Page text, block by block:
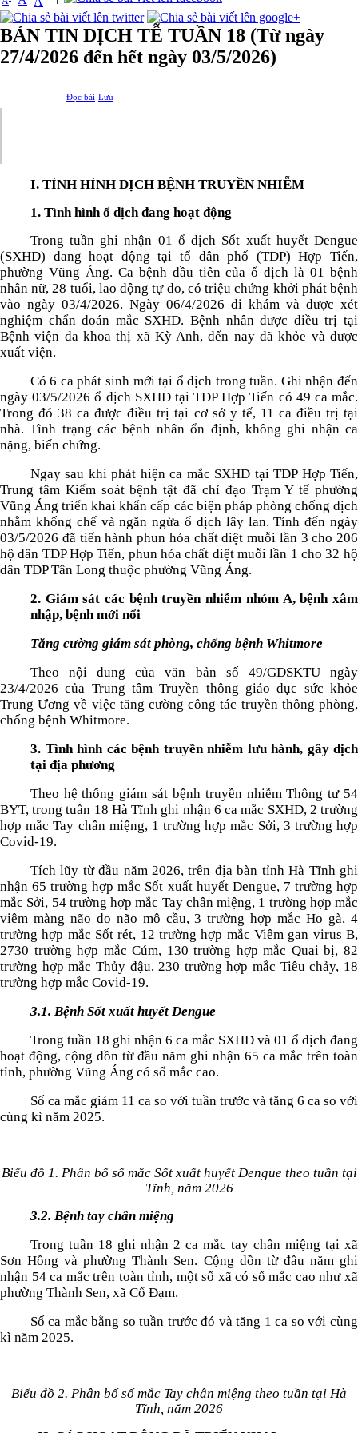
BẢN TIN DỊCH TỄ TUẦN 18 (Từ ngày
27/4/2026 đến hết ngày 03/5/2026)
Đọc bài Lưu
I. TÌNH HÌNH DỊCH BỆNH TRUYỀN NHIỄM
1. Tình hình ổ dịch đang hoạt động
Trong tuần ghi nhận 01 ổ dịch Sốt xuất huyết Dengue
(SXHD) đang hoạt động tại tổ dân phố (TDP) Hợp Tiến,
phường Vũng Áng. Ca bệnh đầu tiên của ổ dịch là 01 bệnh
nhân nữ, 28 tuổi, lao động tự do, có triệu chứng khởi phát bệnh
vào ngày 03/4/2026. Ngày 06/4/2026 đi khám và được xét
nghiệm chẩn đoán mắc SXHD. Bệnh nhân được điều trị tại
Bệnh viện đa khoa thị xã Kỳ Anh, đến nay đã khỏe và được
xuất viện.
Có6 ca phát sinh mới tại ổ dịch trong tuần. Ghi nhận đến
ngày03/5/2026 ổ dịch SXHD tại TDP Hợp Tiến có 49 ca mắc.
Trong đó 38 ca được điều trị tại cơ sở y tế, 11 ca điều trị tại
nhà. Tình trạng các bệnh nhân ổn định, không ghi nhận ca
nặng, biến chứng.
Ngay sau khi phát hiện ca mắc SXHD tại TDP Hợp Tiến,
Trung tâm Kiểm soát bệnh tật đã chỉ đạo Trạm Y tế phường
Vũng Áng triển khai khẩn cấp các biện pháp phòng chống dịch
nhằm khống chế và ngăn ngừa ổ dịch lây lan. Tính đến ngày
03/5/2026 đã tiến hành phun hóa chất diệt muỗi lần 3 cho 206
hộ dân TDP Hợp Tiến, phun hóa chất diệt muỗi lần 1 cho32 hộ
dân TDP Tân Long thuộc phường Vũng Áng.
2. Giám sát các bệnh truyền nhiễm nhóm A, bệnh xâm
nhập, bệnh mới nổi
Tăng cường giám sát phòng, chống bệnh Whitmore
Theo nội dungcủa văn bản số 49/GDSKTUngày
23/4/2026 của Trung tâm Truyền thông giáo dục sức khỏe
Trung Ương về việc tăng cường công tác truyền thông phòng,
chống bệnh Whitmore.
3. Tình hình các bệnh truyền nhiễm lưu hành, gây dịch
tại địa phương
Theo hệ thống giám sát bệnh truyền nhiễm Thông tư 54
BYT, trong tuần 18 Hà Tĩnh ghi nhận 6 ca mắc SXHD, 2 trường
hợp mắc Tay chân miệng, 1 trường hợp mắc Sởi, 3 trường hợp
Covid-19.
Tích lũy từ đầu năm 2026, trên địa bàn tỉnh Hà Tĩnh ghi
nhận65 trường hợp mắc Sốt xuất huyết Dengue, 7 trường hợp
mắc Sởi, 54trường hợp mắc Tay chân miệng, 1 trường hợp mắc
viêm màng não do não mô cầu,3 trường hợp mắc Ho gà, 4
trường hợp mắc Sốt rét, 1 2 trường hợp mắc Viêm gan virus B,
2730 trường hợp mắc Cúm, 130 trường hợp mắc Quai bị, 82
trường hợp mắc Thủy đậu, 230 trường hợp mắc Tiêu chảy, 18
trường hợp mắc Covid-19.
3.1. Bệnh Sốt xuất huyết Dengue
Trong tuần 18 ghi nhận 6 ca mắc SXHD và 01 ổ dịch đang
hoạt động, cộng dồn từ đầu năm ghi nhận 65 ca mắc trên toàn
tỉnh, phường Vũng Áng có số mắc cao.
Số ca mắc giảm 11 ca so với tuần trước và tăng 6 ca so với
cùng kì năm 2025.
Biểu đồ 1. Phân bố số mắc Sốt xuất huyết Dengue theo tuần
Tĩnh, năm 2026
3.2. Bệnh tay chân miệng
Trong tuần 18 ghi nhận 2 ca mắc tay chân miệng tại xã
Sơn Hồng và phường Thành Sen. Cộng dồn từ đầu năm ghi
nhận 54 ca mắc trên toàn tỉnh, một số xã có số mắc cao như xã
phường Thành Sen, xã Cổ Đạm.
Số ca mắc bằng so tuần trước đó và tăng 1 ca so với cùng
kì năm 2025.
Biểu đồ 2. Phân bố số mắc Tay chân miệng theo tuần tại Hà
Tĩnh, năm 2026